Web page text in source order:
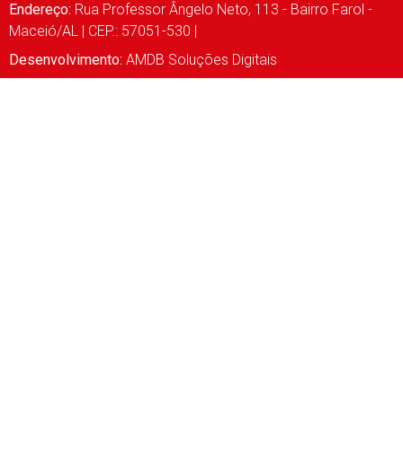
Endereço: Rua Professor Ângelo Neto, 113 - Bairro Farol -
Maceió/AL | CEP.: 57051-530 |
Desenvolvimento: AMDB Soluções Digitais